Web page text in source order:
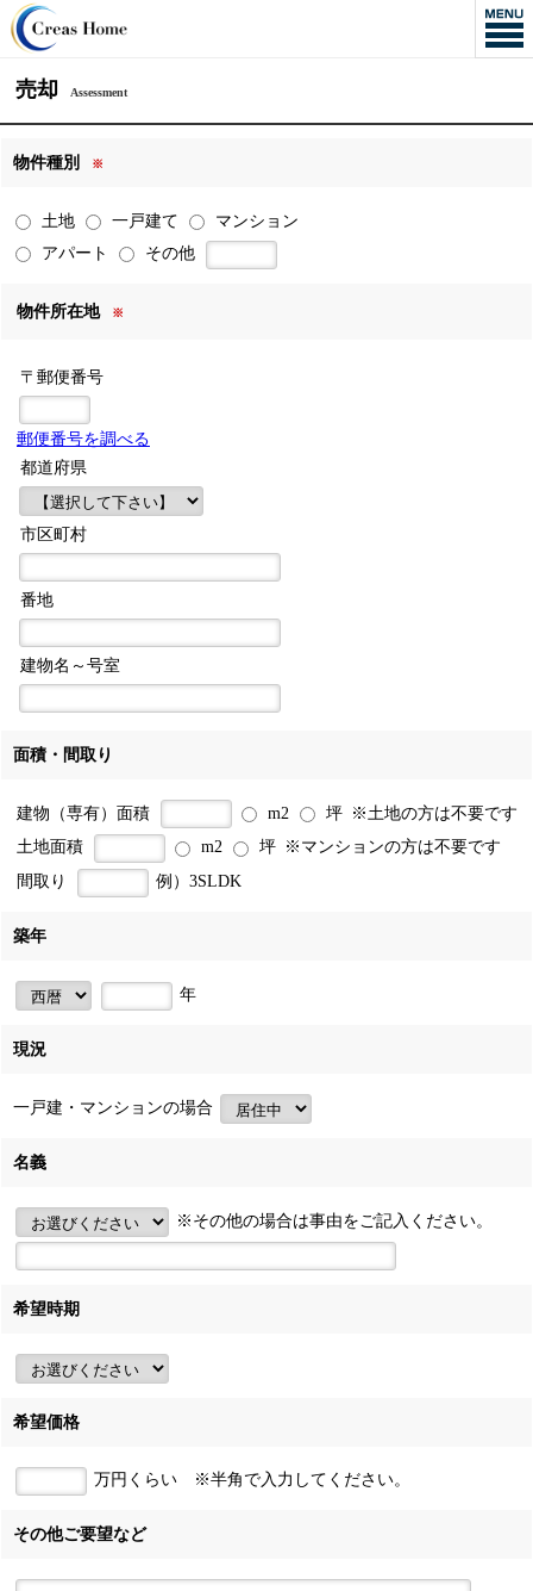
売却 Assessment
物件種別 ※
土地 一戸建て
マンション
アパート
その他
物件所在地 ※
〒郵便番号
郵便番号を調べる
都道府県
市区町村
番地
建物名～号室
面積・間取り
建物（専有）面積 m2 坪 ※土地の方は不要です
土地面積
m2 坪 ※マンションの方は不要です
間取り
例） 3SLDK
築年
年
現況
一戸建・マンションの場合
名義
※その他の場合は事由をご記入ください。
希望時期
希望価格
万円くらい ※半角で入力してください。
その他ご要望など